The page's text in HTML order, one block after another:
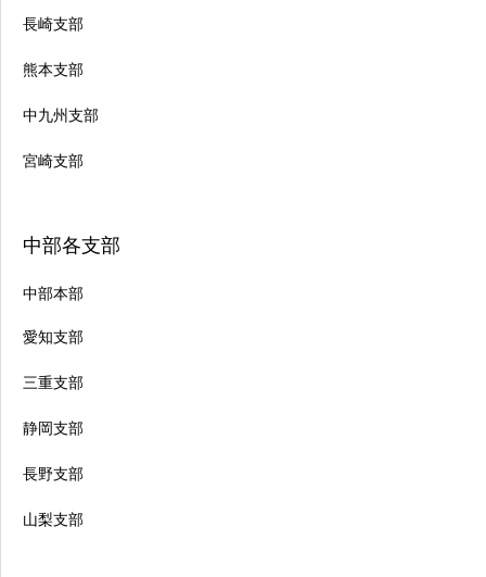
長崎支部
熊本支部
中九州支部
宮崎支部
中部各支部
中部本部
愛知支部
三重支部
静岡支部
長野支部
山梨支部